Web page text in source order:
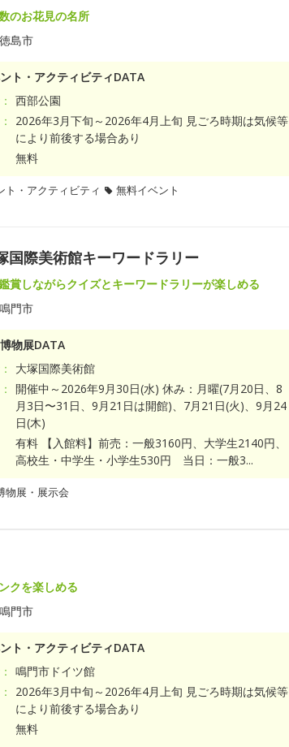
のお花見の名所
島市
ト・アクティビティDATA
西部公園
2026年3月下旬～2026年4月上旬 見ごろ時期は気候等
により前後する場合あり
無料
ト・アクティビティ 無料イベント
際美術館キーワードラリー
賞しながらクイズとキーワードラリーが楽しめる
門市
物展DATA
大塚国際美術館
開催中～2026年9月30日(水) 休み：月曜(7月20日、8
月3日〜31日、9月21日は開館)、7月21日(火)、9月24
日(木)
有料 【入館料】前売：一般3160円、大学生2140円、
高校生・中学生・小学生530円 当日：一般3...
物展・展示会
クを楽しめる
門市
ト・アクティビティDATA
鳴門市ドイツ館
2026年3月中旬～2026年4月上旬 見ごろ時期は気候等
により前後する場合あり
無料